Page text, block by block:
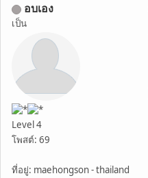
อบเอง
เป็น
Level 4
โพสต์: 69
ที่อยู่: maehongson - thailand